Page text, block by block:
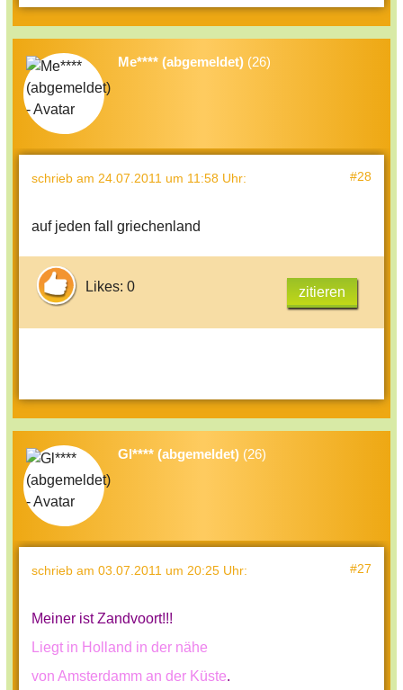
Me**** (abgemeldet) (26)
schrieb am 24.07.2011 um 11:58 Uhr: #28
auf jeden fall griechenland
Likes: 0 zitieren
Gl**** (abgemeldet) (26)
schrieb am 03.07.2011 um 20:25 Uhr: #27
Meiner ist Zandvoort!!!
Liegt in Holland in der nähe
von Amsterdamm an der Küste.